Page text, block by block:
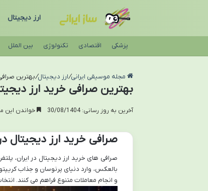
ارز دیجیتال
پزشکی اقتصادی تکنولوژی بین الملل
مجله موسیقی ایرانی/ارز دیجیتال/بهترین
بهترین صرافی خرید ارز
آخرین به روز رسانی: 30/08/1404 خواندن این مطلب 20 دقیقه
صرافی خرید ارز دیجیتال
صرافی های خرید ارز دیجیتال در ایران،
بالعکس، وارد دنیای پرنوسان و جذاب
و انجام معاملات متنوع فراهم می کنند.